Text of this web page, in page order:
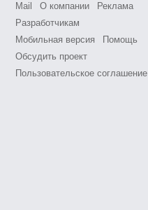
Mail О компании
Реклама
Разработчикам
Мобильная версия
Помощь
Обсудить проект
Пользовательское соглашение